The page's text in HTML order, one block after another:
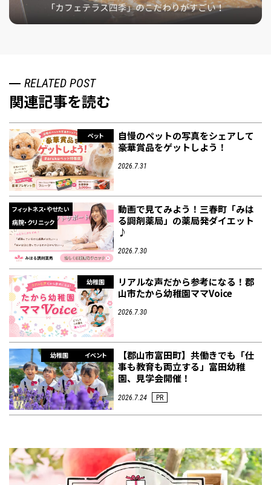
RELATED POST
関連記事を読む
ペット
自慢のペットの写真をシェアして
豪華賞品をゲットしよう！
2026.7.31
フィットネス・やせたい
病院・クリニック
動画で見てみよう！三春町「みは
る調剤薬局」の薬局発ダイエット
♪
2026.7.30
幼稚園
リアルな声だから参考になる！郡
山市たから幼稚園ママVoice
2026.7.30
幼稚園 イベント
【郡山市富田町】共働きでも「仕
事も教育も両立する」富田幼稚
園、見学会開催！
2026.7.24 PR